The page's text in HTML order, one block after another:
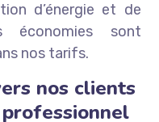
d’énergie et de
économies sont
nos tarifs.
nos clients